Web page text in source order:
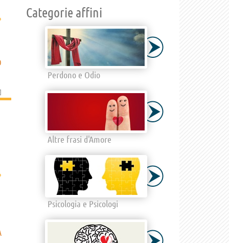
]
Categorie affini
Perdono e Odio
Altre frasi d'Amore
Psicologia e Psicologi